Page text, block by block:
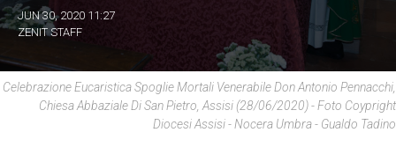
JUN 30, 2020 11:27
ZENIT STAFF
Celebrazione Eucaristica Spoglie Mortali Venerabile Don Antonio Pennacchi,
Chiesa Abbaziale Di San Pietro, Assisi (28/06/2020) - Foto Coypright
Diocesi Assisi - Nocera Umbra - Gualdo Tadino